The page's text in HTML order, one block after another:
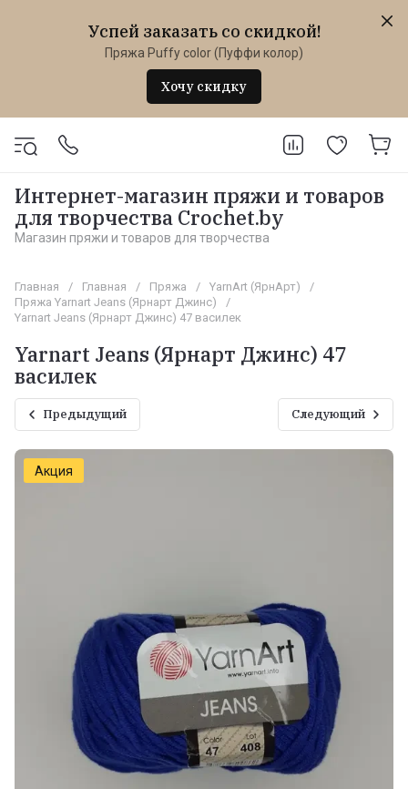
Успей заказать со скидкой!
Пряжа Puffy color (Пуффи колор)
Хочу скидку
Интернет-магазин пряжи и товаров
для творчества Crochet.by
Магазин пряжи и товаров для творчества
Главная / Главная / Пряжа / YarnArt (ЯрнАрт)
/
Пряжа Yarnart Jeans (Ярнарт Джинс)
/
Yarnart Jeans (Ярнарт Джинс) 47 василек
Yarnart Jeans (Ярнарт Джинс) 47
василек
Предыдущий Следующий
Акция